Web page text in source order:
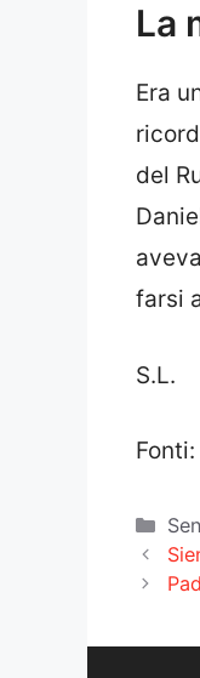
La
Era
del
farsi
S.L.